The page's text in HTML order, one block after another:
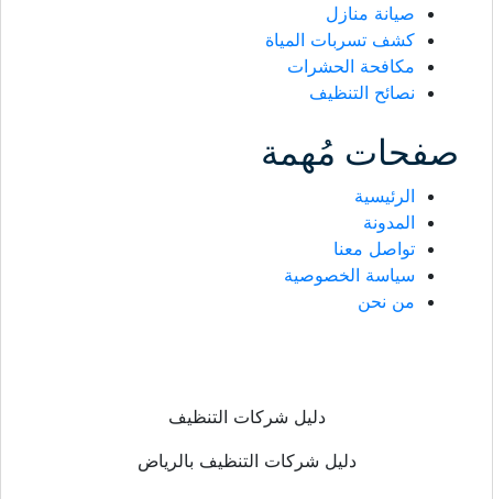
صيانة منازل
كشف تسربات المياة
مكافحة الحشرات
نصائح التنظيف
صفحات مُهمة
الرئيسية
المدونة
تواصل معنا
سياسة الخصوصية
من نحن
دليل شركات التنظيف
دليل شركات التنظيف بالرياض